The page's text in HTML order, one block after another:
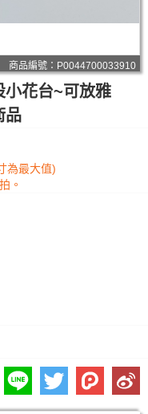
商品編號：P0044700033910
小花台~可放雅
品
為最大值)
。